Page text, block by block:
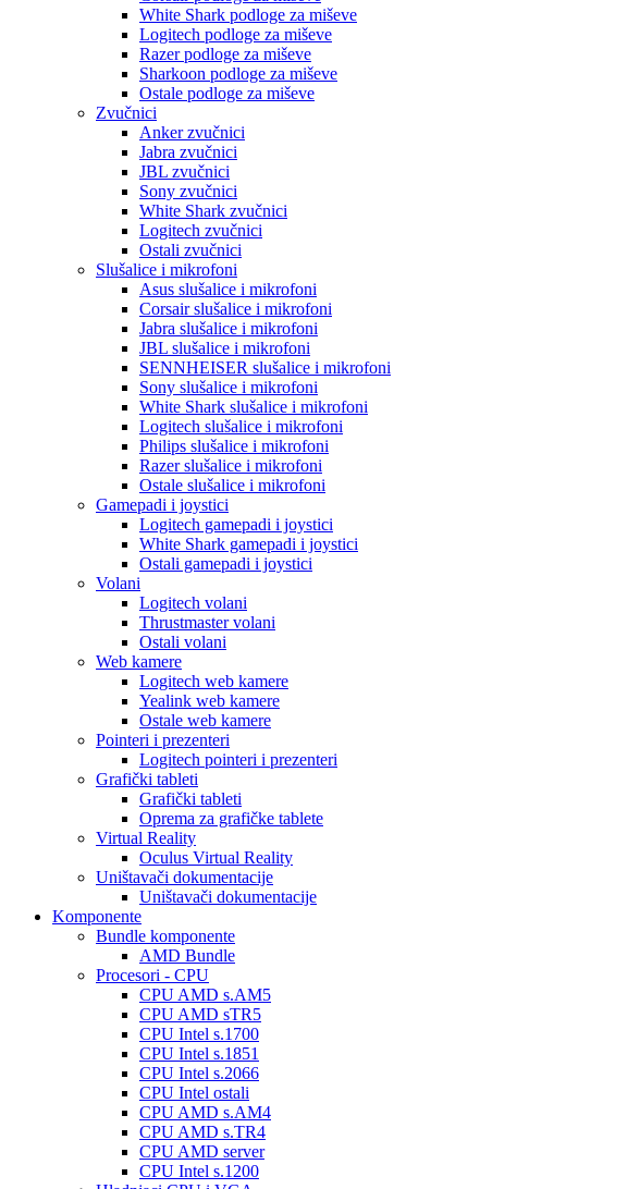
White Shark podloge za miševe
Logitech podloge za miševe
Razer podloge za miševe
Sharkoon podloge za miševe
Ostale podloge za miševe
Zvučnici
Anker zvučnici
Jabra zvučnici
JBL zvučnici
Sony zvučnici
White Shark zvučnici
Logitech zvučnici
Ostali zvučnici
Slušalice i mikrofoni
Asus slušalice i mikrofoni
Corsair slušalice i mikrofoni
Jabra slušalice i mikrofoni
JBL slušalice i mikrofoni
SENNHEISER slušalice i mikrofoni
Sony slušalice i mikrofoni
White Shark slušalice i mikrofoni
Logitech slušalice i mikrofoni
Philips slušalice i mikrofoni
Razer slušalice i mikrofoni
Ostale slušalice i mikrofoni
Gamepadi i joystici
Logitech gamepadi i joystici
White Shark gamepadi i joystici
Ostali gamepadi i joystici
Volani
Logitech volani
Thrustmaster volani
Ostali volani
Web kamere
Logitech web kamere
Yealink web kamere
Ostale web kamere
Pointeri i prezenteri
Logitech pointeri i prezenteri
Grafički tableti
Grafički tableti
Oprema za grafičke tablete
Virtual Reality
Oculus Virtual Reality
Uništavači dokumentacije
Uništavači dokumentacije
Komponente
Bundle komponente
AMD Bundle
Procesori - CPU
CPU AMD s.AM5
CPU AMD sTR5
CPU Intel s.1700
CPU Intel s.1851
CPU Intel s.2066
CPU Intel ostali
CPU AMD s.AM4
CPU AMD s.TR4
CPU AMD server
CPU Intel s.1200